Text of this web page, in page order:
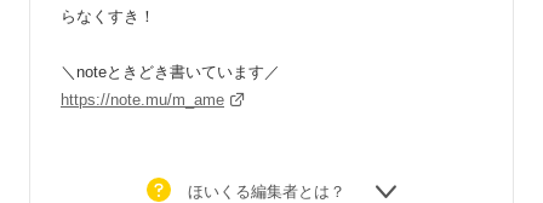
らなくすき！
＼noteときどき書いています／
https://note.mu/m_ame
ほいくる編集者とは？